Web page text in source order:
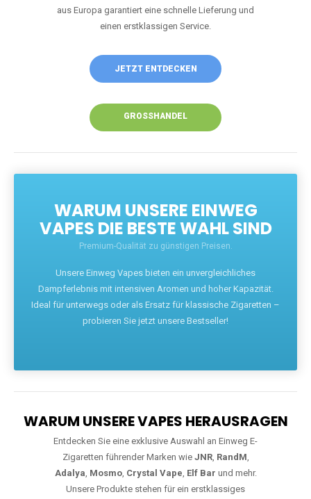
aus Europa garantiert eine schnelle Lieferung und
einen erstklassigen Service.
JETZT ENTDECKEN
GROSSHANDEL
WARUM UNSERE EINWEG
VAPES DIE BESTE WAHL SIND
Premium-Qualität zu günstigen Preisen.
Unsere Einweg Vapes bieten ein unvergleichliches
Dampferlebnis mit intensiven Aromen und hoher Kapazität.
Ideal für unterwegs oder als Ersatz für klassische Zigaretten –
probieren Sie jetzt unsere Bestseller!
WARUM UNSERE VAPES HERAUSRAGEN
Entdecken Sie eine exklusive Auswahl an Einweg E-
Zigaretten führender Marken wie JNR, RandM,
Adalya, Mosmo, Crystal Vape, Elf Bar und mehr.
Unsere Produkte stehen für ein erstklassiges